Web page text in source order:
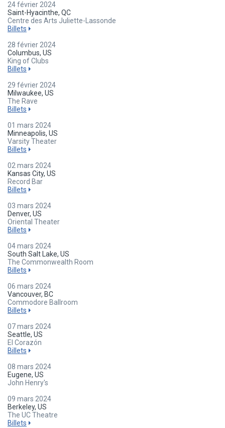
24 février 2024
Saint-Hyacinthe, QC
Centre des Arts Juliette-Lassonde
Billets
28 février 2024
Columbus, US
King of Clubs
Billets
29 février 2024
Milwaukee, US
The Rave
Billets
01 mars 2024
Minneapolis, US
Varsity Theater
Billets
02 mars 2024
Kansas City, US
Record Bar
Billets
03 mars 2024
Denver, US
Oriental Theater
Billets
04 mars 2024
South Salt Lake, US
The Commonwealth Room
Billets
06 mars 2024
Vancouver, BC
Commodore Ballroom
Billets
07 mars 2024
Seattle, US
El Corazón
Billets
08 mars 2024
Eugene, US
John Henry's
09 mars 2024
Berkeley, US
The UC Theatre
Billets